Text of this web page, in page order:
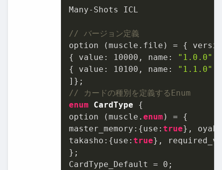
Many-Shots ICL
// バージョン定義
option (muscle.file) = {
{ value:
10000 , name: "1.0.0"
{ value:
10100 , name: "1.1.0"
// カードの種別を定義するEnum
enum
CardType {
option (muscle. enum ) = {
master_memory:{use: true},
takasho:{use: true},
};
CardType_Default = 0 ;